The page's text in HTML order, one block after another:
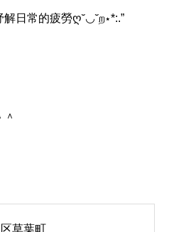
日常的疲勞ღ˘◡˘ற⋆*:.”
草葉町